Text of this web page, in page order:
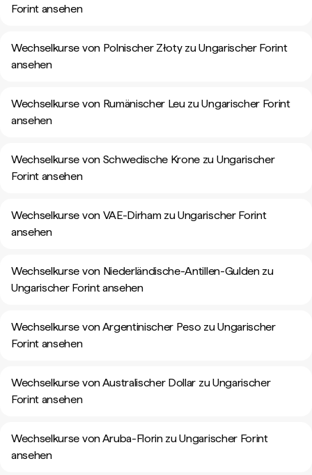
Forint ansehen
Wechselkurse von Polnischer Złoty zu Ungarischer Forint
ansehen
Wechselkurse von Rumänischer Leu zu Ungarischer Forint
ansehen
Wechselkurse von Schwedische Krone zu Ungarischer
Forint ansehen
Wechselkurse von VAE-Dirham zu Ungarischer Forint
ansehen
Wechselkurse von Niederländische-Antillen-Gulden zu
Ungarischer Forint ansehen
Wechselkurse von Argentinischer Peso zu Ungarischer
Forint ansehen
Wechselkurse von Australischer Dollar zu Ungarischer
Forint ansehen
Wechselkurse von Aruba-Florin zu Ungarischer Forint
ansehen